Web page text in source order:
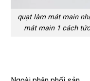
quạt làm mát main
mát main 1 cách